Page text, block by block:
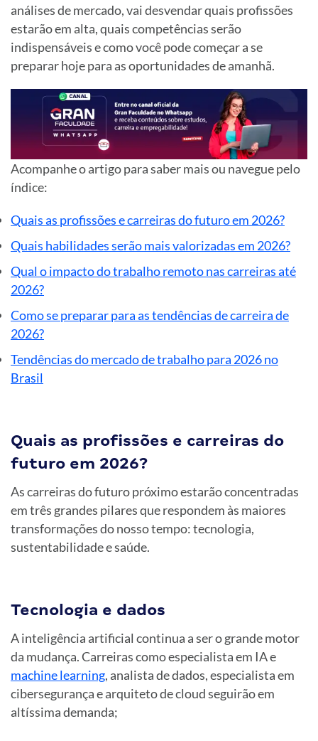
análises de mercado, vai desvendar quais profissões
estarão em alta, quais competências serão
indispensáveis e como você pode começar a se
preparar hoje para as oportunidades de amanhã.
Acompanhe o artigo para saber mais ou navegue pelo
índice:
Quais as profissões e carreiras do futuro em 2026?
Quais habilidades serão mais valorizadas em 2026?
Qual o impacto do trabalho remoto nas carreiras até
2026?
Como se preparar para as tendências de carreira de
2026?
Tendências do mercado de trabalho para 2026 no
Brasil
Quais as profissões e carreiras do
futuro em 2026?
As carreiras do futuro próximo estarão concentradas
em três grandes pilares que respondem às maiores
transformações do nosso tempo: tecnologia,
sustentabilidade e saúde.
Tecnologia e dados
A inteligência artificial continua a ser o grande motor
da mudança. Carreiras como especialista em IA e
machine learning, analista de dados, especialista em
cibersegurança e arquiteto de cloud seguirão em
altíssima demanda;